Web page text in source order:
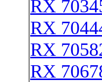
RX
RX
RX
RX